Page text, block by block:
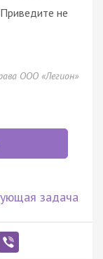
не
ООО «Легион»
задача